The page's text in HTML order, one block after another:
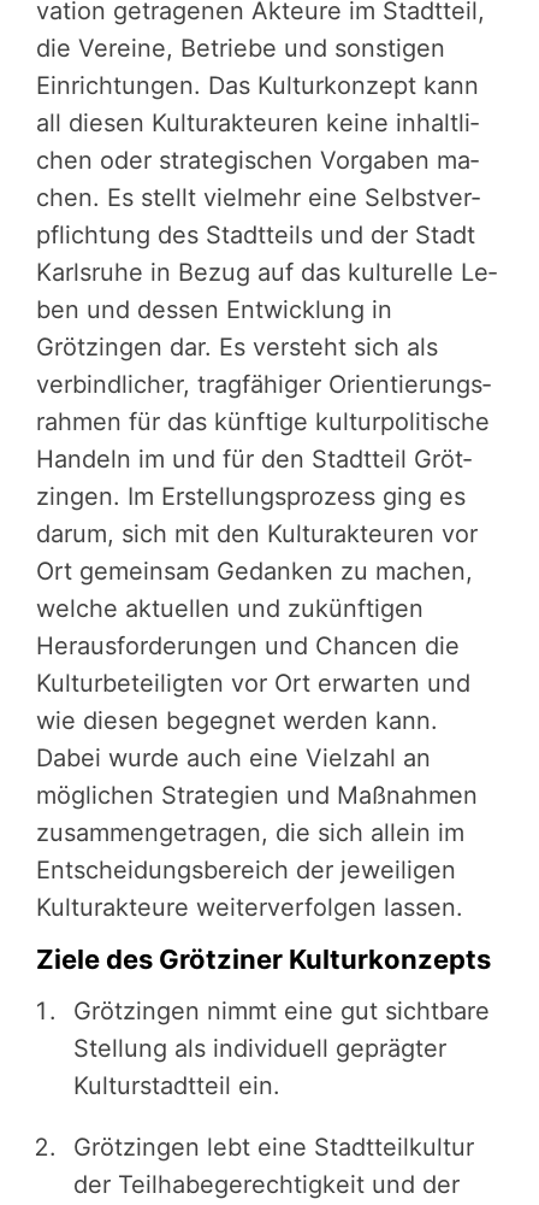
va­tion ­ge­tra­ge­nen Akteure im Stadtteil,
die Vereine, Betriebe und sons­ti­gen
Einrich­tun­gen. Das Kultur­kon­zept kann
all diesen ­Kul­turak­teu­ren keine inhalt­li­
chen oder strate­gi­schen Vorga­ben ­ma­
chen. Es stellt vielmehr eine Selbst­ver­
pflich­tung des Stadt­teils und der Stadt
Karlsruhe in Bezug auf das kultu­rel­le Le­
ben und dessen Entwick­lung in
Grötzingen dar. Es versteht sich als
verbind­li­cher, tragfä­hi­ger Orien­tie­rungs­
rah­men für das künf­tige kultur­po­li­ti­sche
Handeln im und für den Stadt­teil ­Gröt­
zin­gen. Im Erstel­lungs­pro­zess ging es
darum, sich mit den Kul­turak­teu­ren vor
Ort gemeinsam Gedanken zu machen,
welche ak­tu­el­len und zukünf­ti­gen
Heraus­for­de­run­gen und Chancen die
Kul­tur­be­tei­lig­ten vor Ort erwarten und
wie diesen begeg­net wer­den kann.
Dabei wurde auch eine Vielzahl an
mögli­chen Stra­te­gien und Maßnahmen
zusam­men­ge­tra­gen, die sich allein im
Ent­schei­dungs­be­reich der jeweiligen
Kulturak­teu­re wei­ter­ver­fol­gen lassen.
Ziele des Grötziner Kulturkonzepts
Grötzingen nimmt eine gut sichtbare
Stellung als indivi­du­ell ­ge­präg­ter
Kultur­stadt­teil ein.
Grötzingen lebt eine Stadt­teil­kul­tur
der Teil­ha­be­ge­rech­tig­keit und der